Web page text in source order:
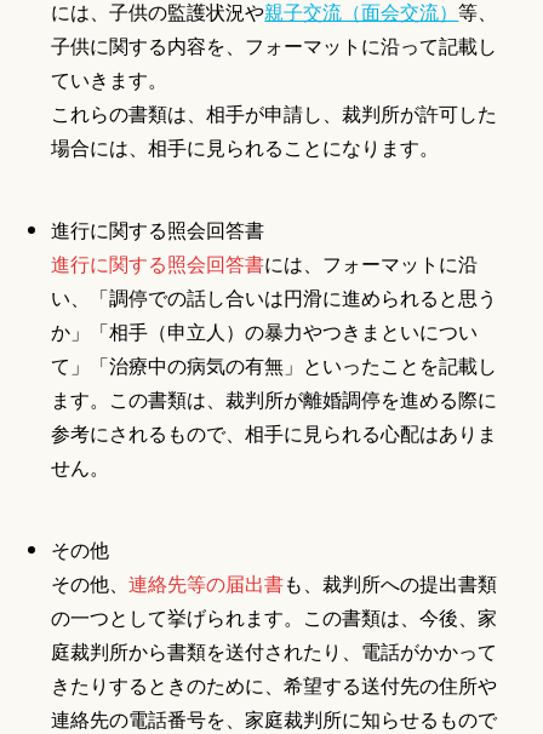
には、子供の監護状況や親子交流（面会交流）等、
子供に関する内容を、フォーマットに沿って記載し
ていきます。
これらの書類は、相手が申請し、裁判所が許可した
場合には、相手に見られることになります。
進行に関する照会回答書
進行に関する照会回答書には、フォーマットに沿
い、「調停での話し合いは円滑に進められると思う
か」「相手（申立人）の暴力やつきまといについ
て」「治療中の病気の有無」といったことを記載し
ます。この書類は、裁判所が離婚調停を進める際に
参考にされるもので、相手に見られる心配はありま
せん。
その他
その他、連絡先等の届出書も、裁判所への提出書類
の一つとして挙げられます。この書類は、今後、家
庭裁判所から書類を送付されたり、電話がかかって
きたりするときのために、希望する送付先の住所や
連絡先の電話番号を、家庭裁判所に知らせるもので